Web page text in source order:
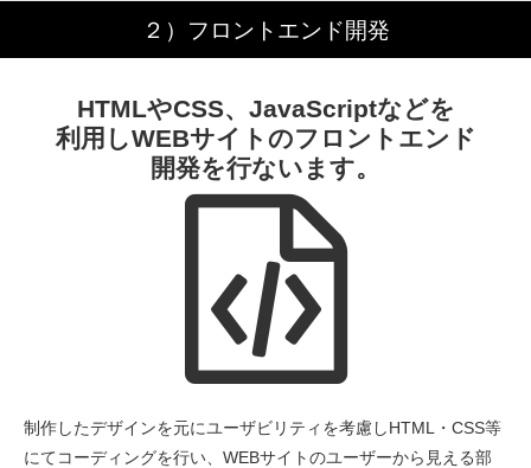
２）フロントエンド開発
HTMLやCSS、JavaScriptなどを
利用しWEBサイトのフロントエンド
開発を行ないます。
制作したデザインを元にユーザビリティを考慮しHTML・CSS等
にてコーディングを行い、WEBサイトのユーザーから見える部